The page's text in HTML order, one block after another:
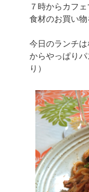
７時からカフ
食材のお買い物
今日のランチ
からやっぱり
り）